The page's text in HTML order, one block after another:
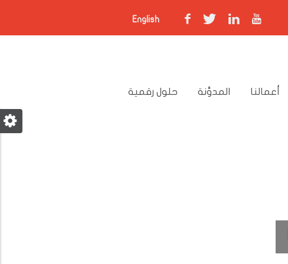
English
أعمالنا المدوَّنة حلول رقمية